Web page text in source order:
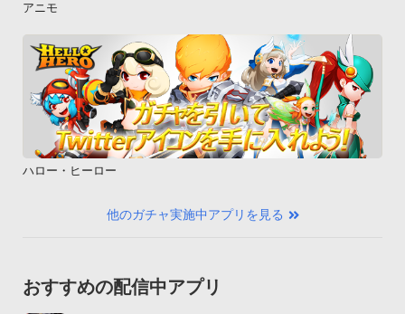
アニモ
ハロー・ヒーロー
他のガチャ実施中アプリを見る
おすすめの配信中アプリ